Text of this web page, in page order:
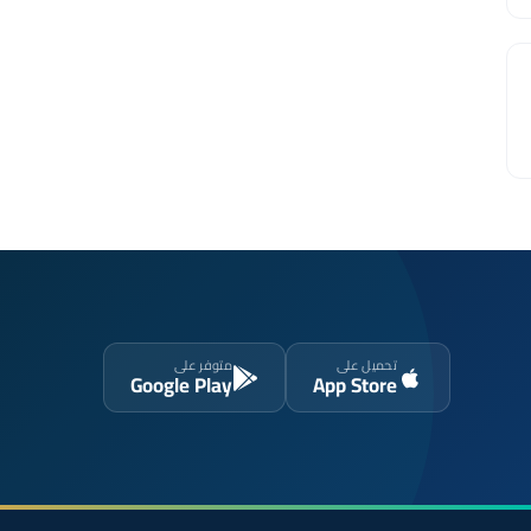
تحميل على
App Store
متوفر على
Google Play